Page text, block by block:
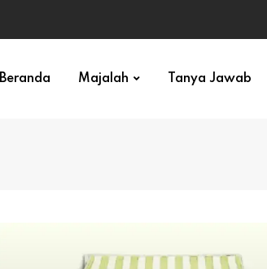
Beranda Majalah Tanya Jawab